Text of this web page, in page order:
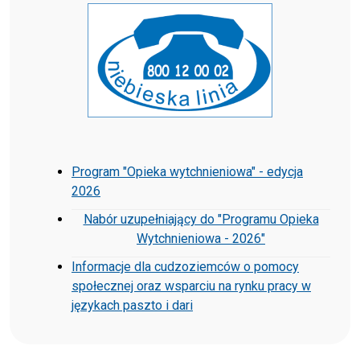
Program "Opieka wytchnieniowa" - edycja
2026
Nabór uzupełniający do "Programu Opieka
Wytchnieniowa - 2026"
Informacje dla cudzoziemców o pomocy
społecznej oraz wsparciu na rynku pracy w
językach paszto i dari